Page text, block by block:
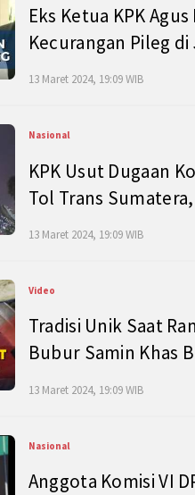
Eks Ketua KPK
Kecurangan Pileg
13 Maret 2024, 19:09 WIB
Nasional
KPK Usut Dugaan
Tol Trans
13 Maret 2024, 19:09 WIB
Video
Tradisi Unik Saat
Bubur Samin Khas
13 Maret 2024, 19:09 WIB
Nasional
Anggota Komisi VI